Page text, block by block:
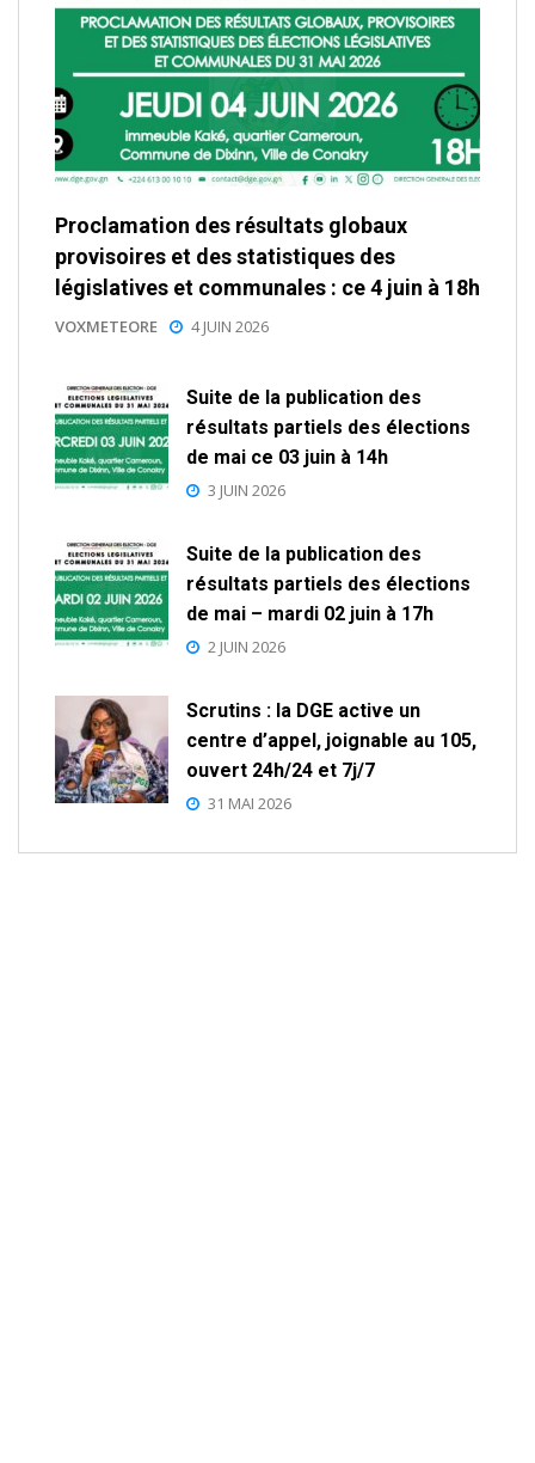
Proclamation des résultats globaux
provisoires et des statistiques des
législatives et communales : ce 4 juin à 18h
VOXMETEORE 4 JUIN 2026
Suite de la publication des
résultats partiels des élections
de mai ce 03 juin à 14h
3 JUIN 2026
Suite de la publication des
résultats partiels des élections
de mai – mardi 02 juin à 17h
2 JUIN 2026
Scrutins : la DGE active un
centre d’appel, joignable au 105,
ouvert 24h/24 et 7j/7
31 MAI 2026